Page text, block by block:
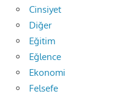
Cinsiyet
Diğer
Eğitim
Eğlence
Ekonomi
Felsefe